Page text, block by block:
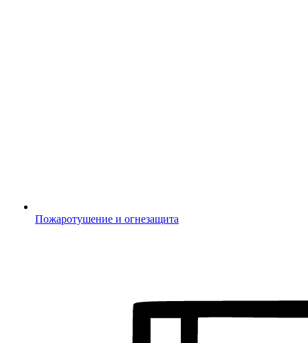
Пожаротушение и огнезащита